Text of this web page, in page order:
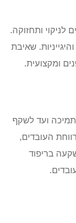
לניקוי ותחזוקה.
שאיבת
ומקצועית.
ועד לשקף
העובדים,
בריפוד